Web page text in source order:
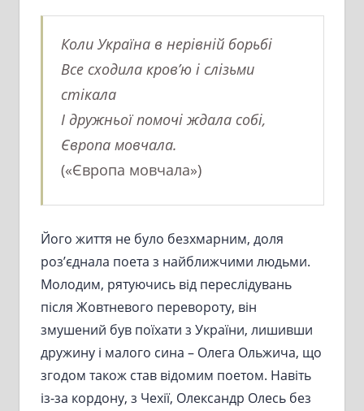
Коли Україна в нерівній борьбі
Все сходила кров’ю і слізьми
стікала
І дружньої помочі ждала собі,
Європа мовчала.
(«Європа мовчала»)
Його життя не було безхмарним, доля
роз’єднала поета з найближчими людьми.
Молодим, рятуючись від переслідувань
після Жовтневого перевороту, він
змушений був поїхати з України, лишивши
дружину і малого сина – Олега Ольжича, що
згодом також став відомим поетом. Навіть
із-за кордону, з Чехії, Олександр Олесь без